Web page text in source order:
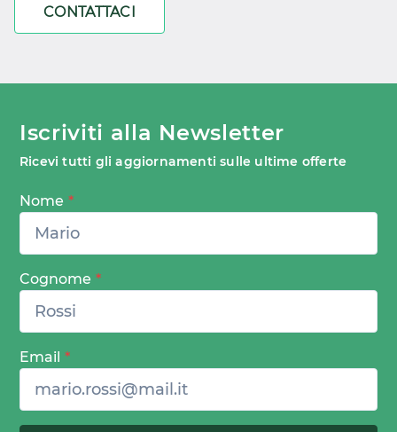
CONTATTACI
Iscriviti alla Newsletter
Ricevi tutti gli aggiornamenti sulle ultime offerte
Nome *
Cognome *
Email *